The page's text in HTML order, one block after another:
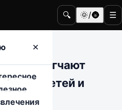
🔍 🌞/🌚 ☰
✕
не облегчают
у детей и